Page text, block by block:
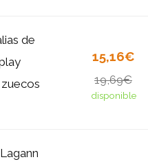
de
15,16€
19,69€
disponible